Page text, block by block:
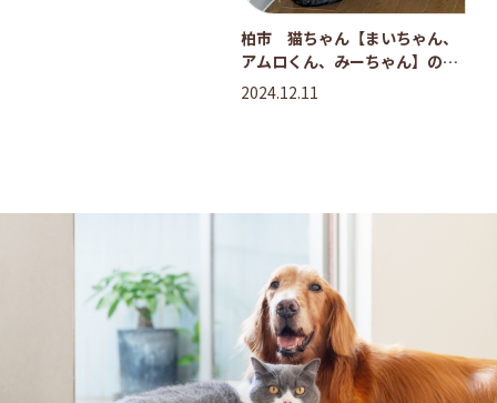
柏市 猫ちゃん【まいちゃん、
アムロくん、みーちゃん】のお
世話
2024.12.11